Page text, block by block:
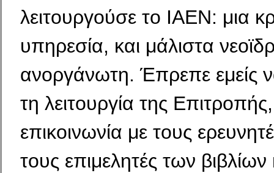
λειτουργούσε το ΙΑΕΝ: μια
υπηρεσία, και μάλιστα
ανοργάνωτη. Έπρεπε εμείς
τη λειτουργία της
επικοινωνία με τους
τους επιμελητές των βιβλίων